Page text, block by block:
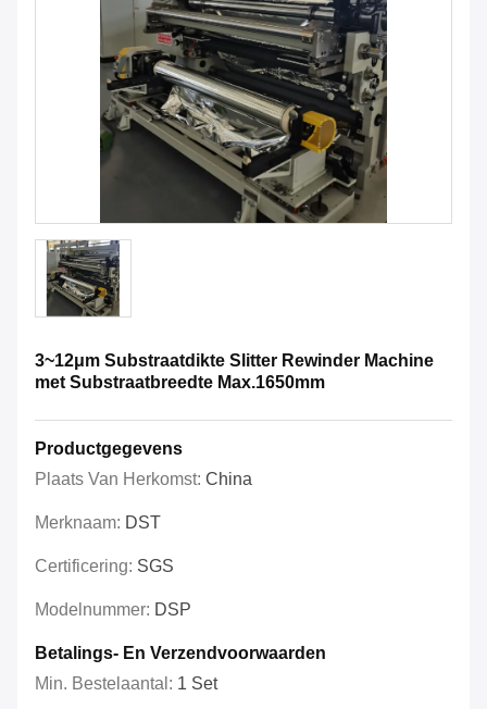
3~12μm Substraatdikte Slitter Rewinder Machine
met Substraatbreedte Max.1650mm
Productgegevens
Plaats Van Herkomst: China
Merknaam: DST
Certificering: SGS
Modelnummer: DSP
Betalings- En Verzendvoorwaarden
Min. Bestelaantal: 1 Set